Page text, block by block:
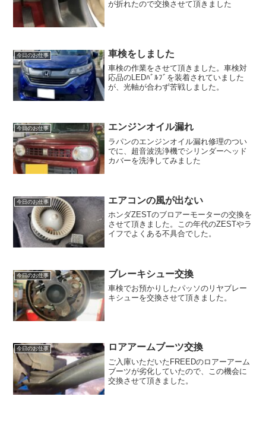
が折れたので交換させて頂きました
今日のお仕事 車検をしました
車検の作業をさせて頂きました。車検対
応品のLEDﾊﾞﾙﾌﾞを装着されていました
が、光軸が合わず苦戦しました。
今日のお仕事 エンジンオイル漏れ
ラパンのエンジンオイル漏れ修理のつい
でに、超音波洗浄機でシリンダーヘッド
カバーを洗浄してみました
今日のお仕事 エアコンの風が出ない
ホンダZESTのブロアーモーターの交換を
させて頂きました。この年代のZESTやラ
イフでよくある不具合でした。
今日のお仕事 ブレーキシュー交換
車検でお預かりしたパッソのリヤブレー
キシューを交換させて頂きました。
今日のお仕事 ロアアームブーツ交換
ご入庫いただいたFREEDのロアーアーム
ブーツが劣化していたので、この機会に
交換させて頂きました。